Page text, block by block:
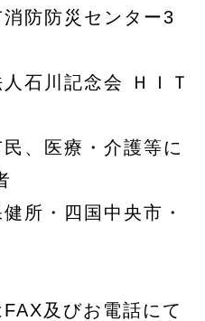
防防災センター3
石川記念会 ＨＩＴ
、医療・介護等に
所・四国中央市・
及びお電話にて